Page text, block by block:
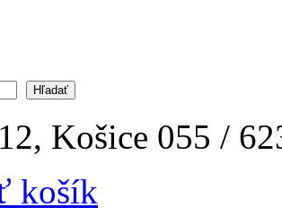
Košice 055 /
košík